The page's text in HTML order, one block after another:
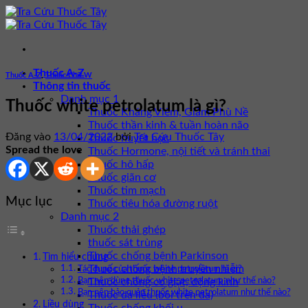
Bỏ
qua
dung
Thuốc A-Z
Thông tin thuốc
Danh mục 1
Thuốc Kháng Viêm, Giảm Phù Nề
Thuốc thần kinh & tuần hoàn não
Thuốc huyết học
Thuốc Hormone, nội tiết và tránh thai
Thuốc hô hấp
Thuốc giãn cơ
Thuốc tim mạch
Thuốc tiêu hóa đường ruột
Danh mục 2
Thuốc thải ghép
thuốc sát trùng
Thuốc chống bệnh Parkinson
Thuốc chống bệnh truyền nhiễm
Thuốc chống co giật, động kinh
Thuốc da liễu (bôi trên da)
Thuốc A-Z,Thuốc Chữ W
Thuốc white petrolatum là gì?
Đăng vào 13/04/2022 bởiTra Cứu Thuốc Tây
Spread the love
Mục lục
Tìm hiểu chung
Tác dụng của thuốc white petrolatum là gì?
Bạn nên dùng thuốc white petrolatum như thế nào?
Bạn nên bảo quản thuốc white petrolatum như thế nào?
Liều dùng